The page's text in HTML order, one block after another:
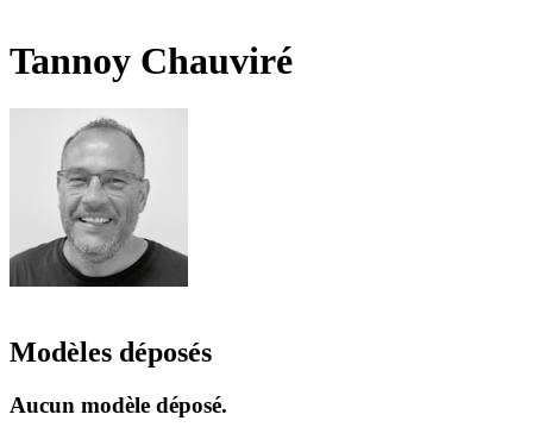
Tannoy Chauviré
Modèles déposés
Aucun modèle déposé.